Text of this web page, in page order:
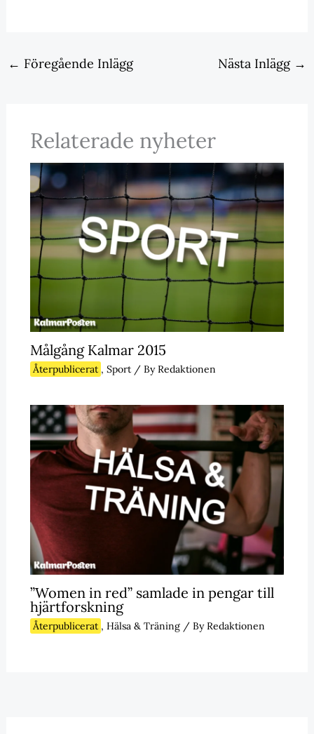
← Föregående Inlägg Nästa Inlägg →
Relaterade nyheter
Målgång Kalmar 2015
Återpublicerat , Sport/ ByRedaktionen
”Women in red” samlade in pengar till
hjärtforskning
Återpublicerat , Hälsa & Träning/ ByRedaktionen